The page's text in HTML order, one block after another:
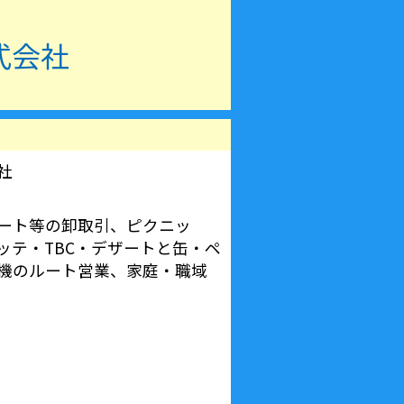
会社
ト等の卸取引、ピクニッ
テ・TBC・デザートと缶・ペ
のルート営業、家庭・職域